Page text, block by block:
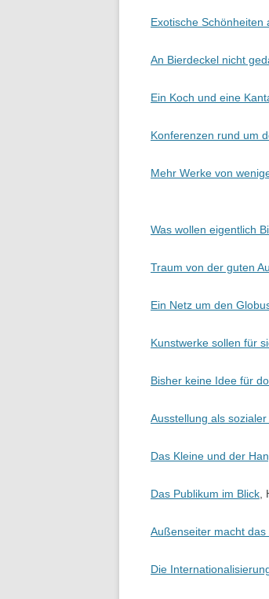
Exotische Schönheiten
An Bierdeckel nicht
Ein Koch und eine
Konferenzen rund um
Mehr Werke von
Was wollen eigentlich
Traum von der guten
Ein Netz um den
Kunstwerke sollen für
Bisher keine Idee für
Ausstellung als
Das Kleine und der
Das Publikum im Blick
Außenseiter macht das
Die